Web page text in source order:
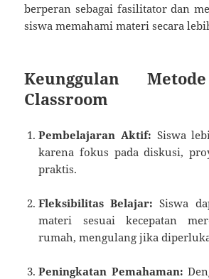
berperan sebagai fasilitator dan
siswa memahami materi secara
Keunggulan
Classroom
Pembelajaran Aktif: Siswa
karena fokus pada diskusi,
praktis.
Fleksibilitas Belajar: Siswa
materi sesuai kecepatan
rumah, mengulang jika
Peningkatan Pemahaman: